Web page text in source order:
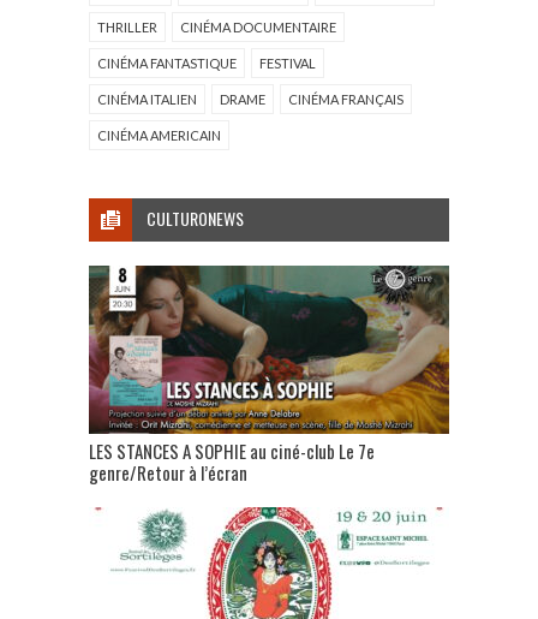
THRILLER CINÉMA DOCUMENTAIRE
CINÉMA FANTASTIQUE FESTIVAL
CINÉMA ITALIEN DRAME CINÉMA FRANÇAIS
CINÉMA AMERICAIN
CULTURONEWS
LES STANCES A SOPHIE au ciné-club Le 7e
genre/Retour à l’écran